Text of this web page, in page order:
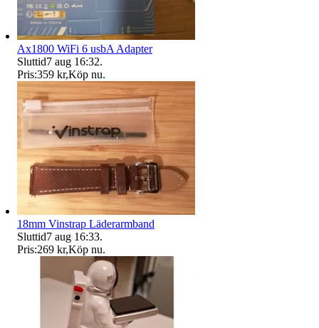
Ax1800 WiFi 6 usbA Adapter
Sluttid7 aug 16:32.
Pris:359 kr,Köp nu.
18mm Vinstrap Läderarmband
Sluttid7 aug 16:33.
Pris:269 kr,Köp nu.